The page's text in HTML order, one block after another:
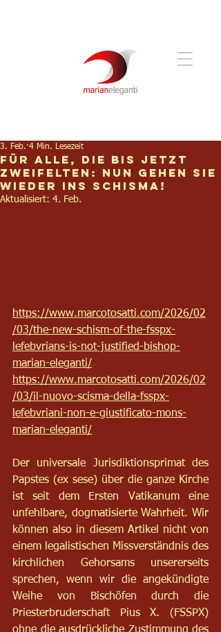
Für alle, die bis jetzt
zweifelten: Nun gehen sie
wieder ins Schisma!
3. Feb. 4 Min. Lesezeit
Aktualisiert: 4. Feb.
https://www.marcotosatti.com/2026/02
/03/the-new-schism-of-the-fsspx-
lefebvrians-is-not-justified-bishop-
marian-eleganti/
https://www.marcotosatti.com/2026/02
/03/il-nuovo-scisma-della-fsspx-
lefebvriani-non-e-giustificato-mons-
marian-eleganti/
Der universale Jurisdiktionsprimat des
Papstes (ex sese) über die ganze Kirche
ist seit dem Ersten Vatikanum eine
unfehlbare, dogmatisierte Wahrheit. Wir
können also in diesem Artikel nicht von
einem legalistischen Missverständnis des
kirchlichen Gehorsams unsererseits
sprechen, wenn wir die angekündigte
Weihe von Bischöfen durch die
Priesterbruderschaft Pius X. (FSSPX)